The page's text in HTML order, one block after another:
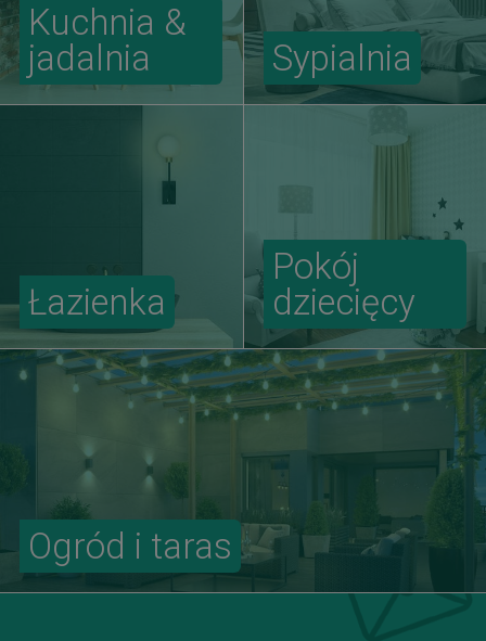
Kuchnia &
jadalnia
Sypialnia
Ogród i taras
Łazienka
Pokój
dziecięcy